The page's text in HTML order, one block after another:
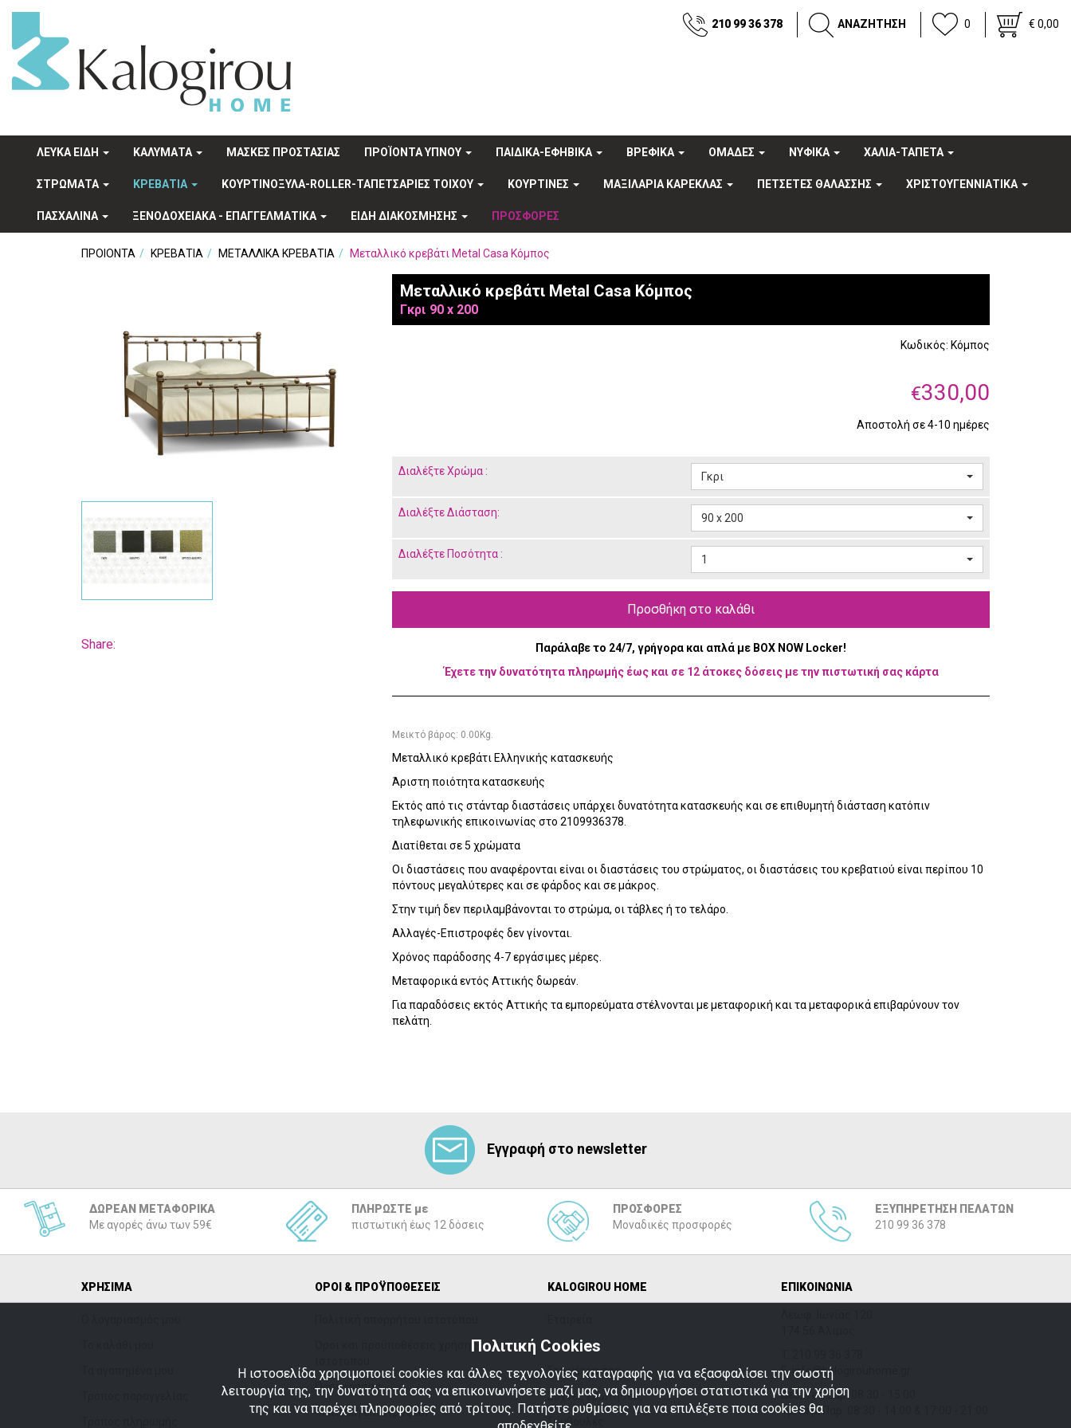
210 99 36 378 ΑΝΑΖΗΤΗΣΗ 0 € 0,00
ΛΕΥΚΑ ΕΙΔΗ ΚΑΛΥΜΑΤΑ ΜΑΣΚΕΣ ΠΡΟΣΤΑΣΙΑΣ ΠΡΟΪΟΝΤΑ ΥΠΝΟΥ ΠΑΙΔΙΚΑ-ΕΦΗΒΙΚΑ ΒΡΕΦΙΚΑ OΜΑΔΕΣ ΝΥΦΙΚΑ ΧΑΛΙΑ-ΤΑΠΕΤΑ
ΣΤΡΩΜΑΤΑ ΚΡΕΒΑΤΙΑ ΚΟΥΡΤΙΝΟΞΥΛΑ-ROLLER-ΤΑΠΕΤΣΑΡΙΕΣ ΤΟΙΧΟΥ ΚΟΥΡΤΙΝΕΣ ΜΑΞΙΛΑΡΙΑ ΚΑΡΕΚΛΑΣ ΠΕΤΣΕΤΕΣ ΘΑΛΑΣΣΗΣ ΧΡΙΣΤΟΥΓΕΝΝΙΑΤΙΚΑ
ΠΑΣΧΑΛΙΝΑ ΞΕΝΟΔΟΧΕΙΑΚA - ΕΠΑΓΓΕΛΜΑΤΙΚΑ ΕΙΔΗ ΔΙΑΚΟΣΜΗΣΗΣ ΠΡΟΣΦΟΡΕΣ
ΠΡΟΙΟΝΤΑ ΚΡΕΒΑΤΙΑ ΜΕΤΑΛΛΙΚΑ ΚΡΕΒΑΤΙΑ Μεταλλικό κρεβάτι Metal Casa Κόμπος
Share:
Μεταλλικό κρεβάτι Metal Casa Κόμπος
Γκρι 90 x 200
Κωδικός: Κόμπος
€330,00
Αποστολή σε 4-10 ημέρες
ΔιαλέξτεΧρώμα : Γκρι
ΔιαλέξτεΔιάσταση: 90 x 200
Διαλέξτε Ποσότητα : 1
Προσθήκη στο καλάθι
Παράλαβε το 24/7, γρήγορα και απλά με BOX NOW Locker!
Έχετε την δυνατότητα πληρωμής έως και σε 12 άτοκες δόσεις με την πιστωτική σας κάρτα
Μεικτό βάρος: 0.00 Kg.
Μεταλλικό κρεβάτι Ελληνικής κατασκευής
Άριστη ποιότητα κατασκευής
Εκτός από τις στάνταρ διαστάσεις υπάρχει δυνατότητα κατασκευής και σε επιθυμητή διάσταση κατόπιν
τηλεφωνικής επικοινωνίας στο 2109936378.
Διατίθεται σε 5 χρώματα
Οι διαστάσεις που αναφέρονται είναι οι διαστάσεις του στρώματος, οι διαστάσεις του κρεβατιού είναι περίπου 10
πόντους μεγαλύτερες και σε φάρδος και σε μάκρος.
Στην τιμή δεν περιλαμβάνονται το στρώμα, οι τάβλες ή το τελάρο.
Αλλαγές-Επιστροφές δεν γίνονται.
Χρόνος παράδοσης 4-7 εργάσιμες μέρες.
Μεταφορικά εντός Αττικής δωρεάν.
Για παραδόσεις εκτός Αττικής τα εμπορεύματα στέλνονται με μεταφορική και τα μεταφορικά επιβαρύνουν τον
πελάτη.
Εγγραφή στο newsletter
ΔΩΡΕΑΝ ΜΕΤΑΦΟΡΙΚΑ
Με αγορές άνω των 59€
ΠΛΗΡΩΣΤΕ με
πιστωτική έως 12 δόσεις
ΠΡΟΣΦΟΡΕΣ
Μοναδικές προσφορές
ΕΞΥΠΗΡΕΤΗΣΗ ΠΕΛΑΤΩΝ
210 99 36 378
ΧΡΗΣΙΜΑ ΟΡΟΙ & ΠΡΟΫΠΟΘΕΣΕΙΣ
Όροι και προϋποθέσεις χρήσης
Όροι χρήσης
Πολιτική επιστροφών
ΚΑLOGIROU HOME
Brands
Στα μέτρα σας
Συχνές ερωτήσεις
Συμβουλές
ΕΠΙΚΟΙΝΩΝΙΑ
E. info@kalogirouhome.gr
Δευ, Τετ, Σάβ: 08:30 - 15:00
Τρ, Πέμ, Παρ: 08:30 - 14:00 & 17:00 - 21:00
Πολιτική Cookies
Η ιστοσελίδα χρησιμοποιεί cookies και άλλες τεχνολογίες καταγραφής για να εξασφαλίσει την σωστή
λειτουργία της, την δυνατότητά σας να επικοινωνήσετε μαζί μας, να δημιουργήσει στατιστικά για την χρήση
της και να παρέχει πληροφορίες από τρίτους. Πατήστε ρυθμίσεις για να επιλέξετε ποια cookies θα